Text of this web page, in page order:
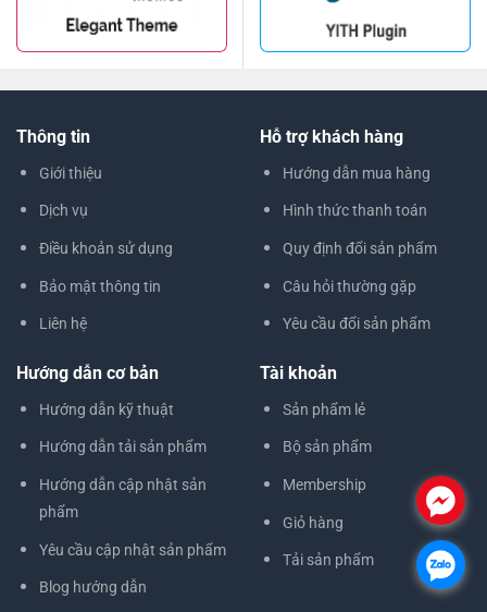
Thông tin
Giới thiệu
Dịch vụ
Điều khoản sử dụng
Bảo mật thông tin
Liên hệ
Hỗ trợ khách hàng
Hướng dẫn mua hàng
Hình thức thanh toán
Quy định đổi sản phẩm
Câu hỏi thường gặp
Yêu cầu đổi sản phẩm
Hướng dẫn cơ bản
Hướng dẫn kỹ thuật
Hướng dẫn tải sản phẩm
Hướng dẫn cập nhật sản
phẩm
Yêu cầu cập nhật sản phẩm
Blog hướng dẫn
Tài khoản
Sản phẩm lẻ
Bộ sản phẩm
Membership
Giỏ hàng
Tải sản phẩm
.
.